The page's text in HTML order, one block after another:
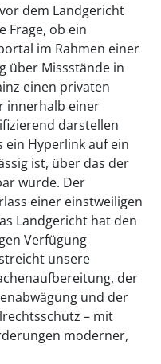
dem Landgericht
Frage, ob ein
im Rahmen einer
über Missstände in
einen privaten
innerhalb einer
darstellen
Hyperlink auf ein
ist, über das der
wurde. Der
einer einstweiligen
Landgericht hat den
Verfügung
unsere
der
und der
– mit
moderner,